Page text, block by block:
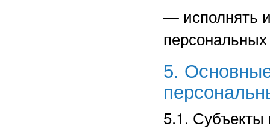
— исполнять
5.
5.1.